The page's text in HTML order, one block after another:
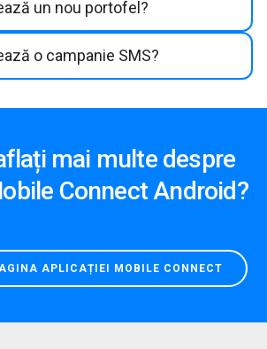
un nou portofel?
o campanie SMS?
mai multe despre
Connect Android?
APLICAȚIEI MOBILE CONNECT